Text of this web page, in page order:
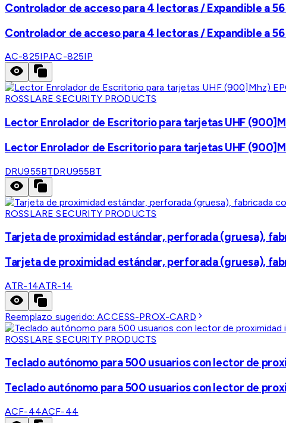
Controlador de acceso para 4 lectoras / Expandible a
Controlador de acceso para 4 lectoras / Expandible a
AC-825IPAC-825IP
ROSSLARE SECURITY PRODUCTS
Lector Enrolador de Escritorio para tarjetas UHF
Lector Enrolador de Escritorio para tarjetas UHF
DRU955BTDRU955BT
ROSSLARE SECURITY PRODUCTS
Tarjeta de proximidad estándar, perforada (gruesa),
Tarjeta de proximidad estándar, perforada (gruesa),
ATR-14ATR-14
Reemplazo sugerido:ACCESS-PROX-CARD
ROSSLARE SECURITY PRODUCTS
Teclado autónomo para 500 usuarios con lector de
Teclado autónomo para 500 usuarios con lector de
ACF-44ACF-44